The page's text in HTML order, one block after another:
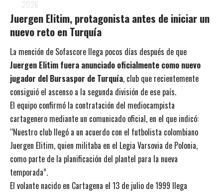
Juergen Elitim, protagonista antes de iniciar un
nuevo reto en Turquía
La mención de Sofascore llega pocos días después de que
Juergen Elitim fuera anunciado oficialmente como nuevo
jugador del Bursaspor de Turquía, club que recientemente
consiguió el ascenso a la segunda división de ese país.
El equipo confirmó la contratación del mediocampista
cartagenero mediante un comunicado oficial, en el que indicó:
“Nuestro club llegó a un acuerdo con el futbolista colombiano
Juergen Elitim, quien militaba en el Legia Varsovia de Polonia,
como parte de la planificación del plantel para la nueva
temporada”.
El volante nacido en Cartagena el 13 de julio de 1999 llega